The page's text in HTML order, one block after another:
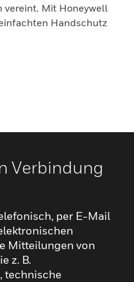
vereint. Mit Honeywell
Handschutz
Verbindung
per E-Mail
Mitteilungen von
z. B.
technische